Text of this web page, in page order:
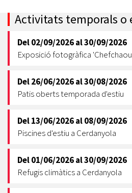
Activitats temporals o
Del02/09/2026al30/09/2026
Exposició fotogràfica
Del26/06/2026al30/08/2026
Patis oberts temporada d'estiu
Del13/06/2026al08/09/2026
Piscines d'estiu a Cerdanyola
Del01/06/2026al30/09/2026
Refugis climàtics a Cerdanyola